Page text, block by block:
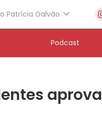
Patrícia Galvão
Podcast
aprova